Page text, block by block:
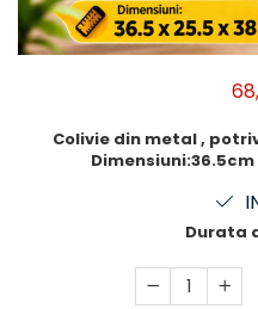
Colivie din metal ,
Dimensiuni:36.5cm
Durata